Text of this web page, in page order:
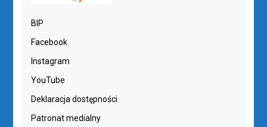
BIP
Facebook
Instagram
YouTube
Deklaracja dostępności
Patronat medialny